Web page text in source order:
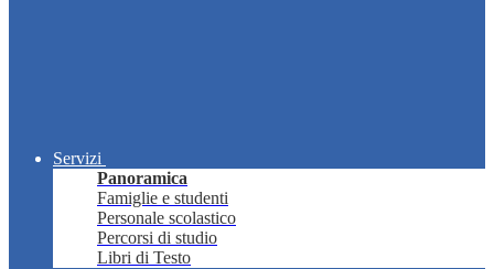
Servizi
Panoramica
Famiglie e studenti
Personale scolastico
Percorsi di studio
Libri di Testo